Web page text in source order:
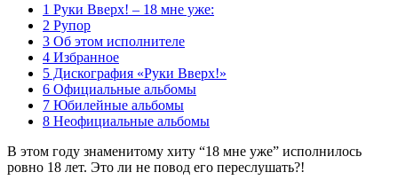
1 Руки Вверх! – 18 мне уже:
2 Рупор
3 Об этом исполнителе
4 Избранное
5 Дискография «Руки Вверх!»
6 Официальные альбомы
7 Юбилейные альбомы
8 Неофициальные альбомы
В этом году знаменитому хиту “18 мне уже” исполнилось
ровно 18 лет. Это ли не повод его переслушать?!